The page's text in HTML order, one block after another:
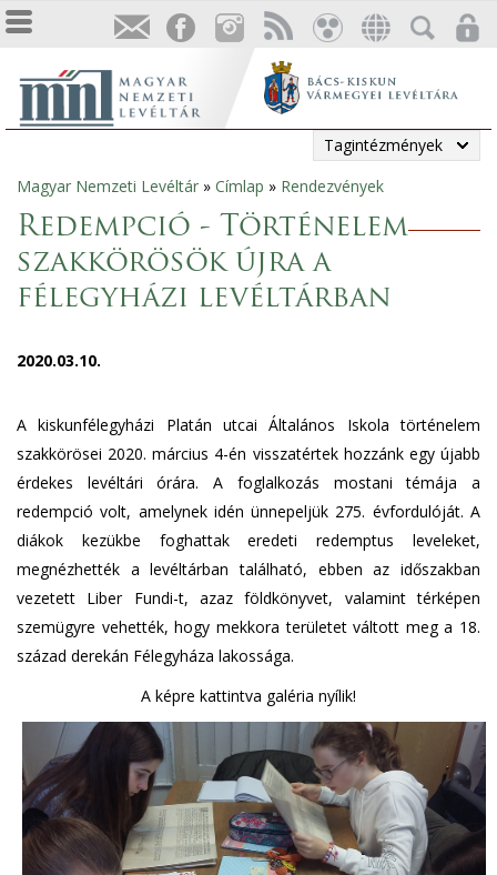
Tagintézmények
Jelenlegi
hely
Magyar Nemzeti Levéltár » Címlap » Rendezvények
Redempció - Történelem
szakkörösök újra a
félegyházi levéltárban
2020.03.10.
A kiskunfélegyházi Platán utcai Általános Iskola történelem
szakkörösei 2020. március 4-én visszatértek hozzánk egy újabb
érdekes levéltári órára. A foglalkozás mostani témája a
redempció volt, amelynek idén ünnepeljük 275. évfordulóját. A
diákok kezükbe foghattak eredeti redemptus leveleket,
megnézhették a levéltárban található, ebben az időszakban
vezetett Liber Fundi-t, azaz földkönyvet, valamint térképen
szemügyre vehették, hogy mekkora területet váltott meg a 18.
század derekán Félegyháza lakossága.
A képre kattintva galéria nyílik!